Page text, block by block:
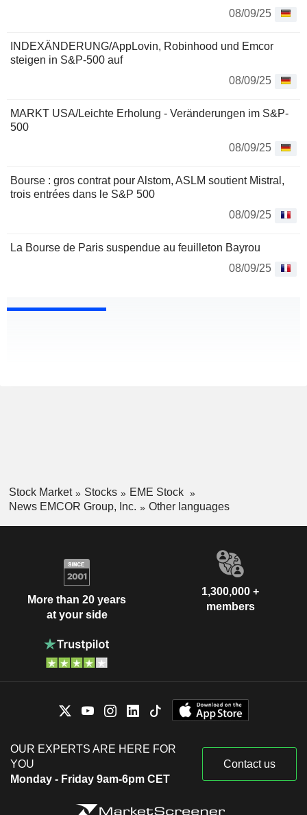
08/09/25
INDEXÄNDERUNG/AppLovin, Robinhood und Emcor
steigen in S&P-500 auf
08/09/25
MARKT USA/Leichte Erholung - Veränderungen im S&P-
500
08/09/25
Bourse : gros contrat pour Alstom, ASLM soutient Mistral,
trois entrées dans le S&P 500
08/09/25
La Bourse de Paris suspendue au feuilleton Bayrou
08/09/25
Stock Market Stocks
EME Stock
News EMCOR Group, Inc.
Other languages
More than 20 years
at your side
1,300,000 +
members
OUR EXPERTS ARE HERE FOR
YOU
Monday - Friday 9am-6pm CET
Contact us